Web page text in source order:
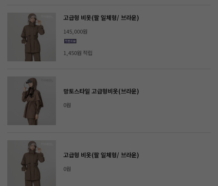
고급형 비옷(팔 일체형/ 브라운)
145,000원
1,450원 적립
망토스타일 고급형비옷(브라운)
0원
고급형 비옷(팔 일체형/ 브라운)
0원